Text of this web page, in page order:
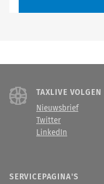
TAXLIVE VOLGEN
Nieuwsbrief
Twitter
LinkedIn
SERVICEPAGINA'S